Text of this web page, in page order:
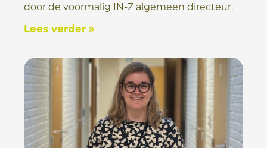
door de voormalig IN-Z algemeen directeur.
Lees verder »